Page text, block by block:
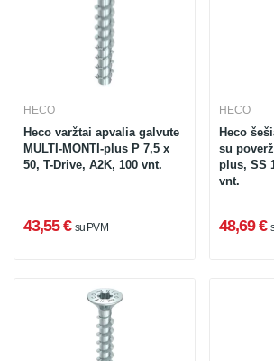
HECO
Heco varžtai apvalia galvute
MULTI-MONTI-plus P 7,5 x
50, T-Drive, A2K, 100 vnt.
43,55 € su PVM
HECO
Heco
su
plus, SS
vnt.
48,69 €